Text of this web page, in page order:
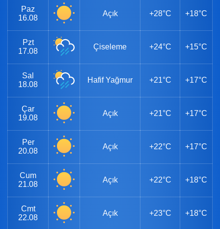
Paz
16.08
Açık +28°C +18°C
Pzt
17.08
Çiseleme +24°C +15°C
Sal
18.08
Hafif Yağmur +21°C +17°C
Çar
19.08
Açık +21°C +17°C
Per
20.08
Açık +22°C +17°C
Cum
21.08
Açık +22°C +18°C
Cmt
22.08
Açık +23°C +18°C